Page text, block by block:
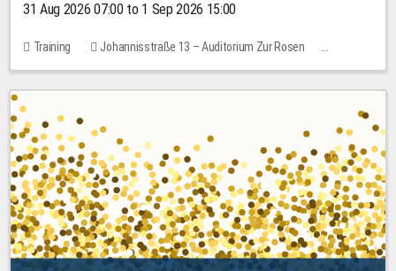
31 Aug 2026 07:00 to 1 Sep 2026 15:00
Training
Johannisstraße 13 – Auditorium Zur Rosen
No free places
30.00 EUR